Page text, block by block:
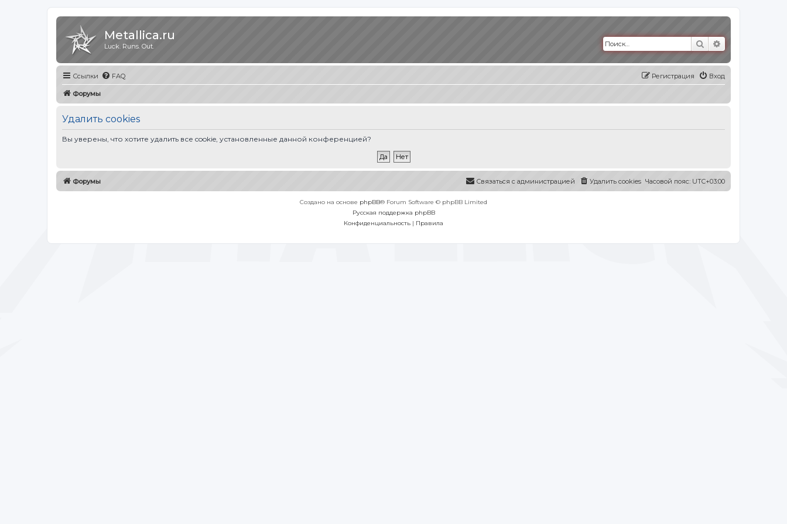
Metallica.ru
Luck. Runs. Out. Поиск
Ссылки FAQ Вход
Регистрация
Форумы
Удалить cookies
Вы уверены, что хотите удалить все cookie, установленные данной конференцией?
Форумы Часовой пояс: UTC+03:00
Удалить cookies
Связаться с администрацией
Создано на основе phpBB® Forum Software © phpBB Limited
Русская поддержка phpBB
Конфиденциальность | Правила